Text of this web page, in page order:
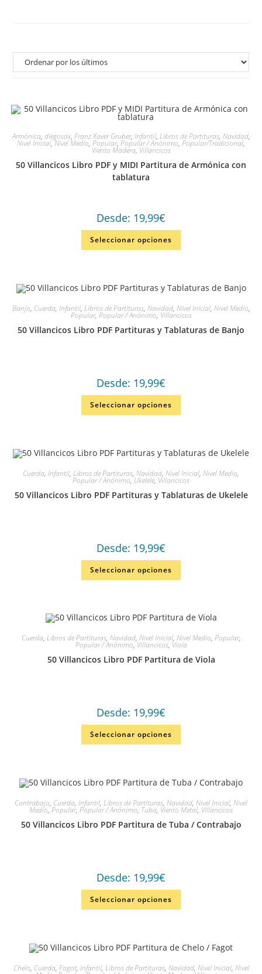
Armónica, diegosax, Franz Xaver Gruber, Infantil, Libros de Partituras, Navidad,
Nivel Inicial,Nivel Medio, Popular, Popular / Anónimo, Popular/Tradicional,
Viento Madera, Villancicos
50 Villancicos Libro PDF y MIDI Partitura de Armónica con
tablatura
Desde: 19,99€
Seleccionar opciones
Banjo, Cuerda, Infantil, Libros de Partituras, Navidad, Nivel Inicial, Nivel Medio,
Popular, Popular / Anónimo, Villancicos
50 Villancicos Libro PDF Partituras y Tablaturas de Banjo
Desde: 19,99€
Seleccionar opciones
Cuerda, Infantil, Libros de Partituras, Navidad, Nivel Inicial, Nivel Medio,
Popular / Anónimo,Ukelele, Villancicos
50 Villancicos Libro PDF Partituras y Tablaturas de Ukelele
Desde: 19,99€
Seleccionar opciones
Cuerda, Libros de Partituras, Navidad, Nivel Inicial, Nivel Medio, Popular,
Popular / Anónimo,Villancicos, Viola
50 Villancicos Libro PDF Partitura de Viola
Desde: 19,99€
Seleccionar opciones
Contrabajo, Cuerda, Infantil, Libros de Partituras, Navidad, Nivel Inicial, Nivel
Medio,Popular, Popular / Anónimo, Tuba, Viento Metal, Villancicos
50 Villancicos Libro PDF Partitura de Tuba / Contrabajo
Desde: 19,99€
Seleccionar opciones
Chelo, Cuerda, Fagot, Infantil, Libros de Partituras, Navidad, Nivel Inicial, Nivel